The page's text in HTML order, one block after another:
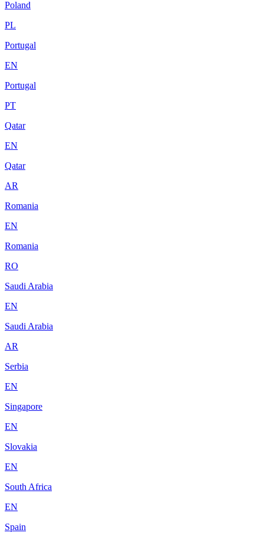
Poland
PL
Portugal
EN
Portugal
PT
Qatar
EN
Qatar
AR
Romania
EN
Romania
RO
Saudi Arabia
EN
Saudi Arabia
AR
Serbia
EN
Singapore
EN
Slovakia
EN
South Africa
EN
Spain